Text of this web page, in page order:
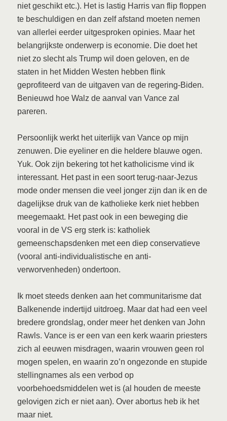
niet geschikt etc.). Het is lastig Harris van flip floppen
te beschuldigen en dan zelf afstand moeten nemen
van allerlei eerder uitgesproken opinies. Maar het
belangrijkste onderwerp is economie. Die doet het
niet zo slecht als Trump wil doen geloven, en de
staten in het Midden Westen hebben flink
geprofiteerd van de uitgaven van de regering-Biden.
Benieuwd hoe Walz de aanval van Vance zal
pareren.
Persoonlijk werkt het uiterlijk van Vance op mijn
zenuwen. Die eyeliner en die heldere blauwe ogen.
Yuk. Ook zijn bekering tot het katholicisme vind ik
interessant. Het past in een soort terug-naar-Jezus
mode onder mensen die veel jonger zijn dan ik en de
dagelijkse druk van de katholieke kerk niet hebben
meegemaakt. Het past ook in een beweging die
vooral in de VS erg sterk is: katholiek
gemeenschapsdenken met een diep conservatieve
(vooral anti-individualistische en anti-
verworvenheden) ondertoon.
Ik moet steeds denken aan het communitarisme dat
Balkenende indertijd uitdroeg. Maar dat had een veel
bredere grondslag, onder meer het denken van John
Rawls. Vance is er een van een kerk waarin priesters
zich al eeuwen misdragen, waarin vrouwen geen rol
mogen spelen, en waarin zo’n ongezonde en stupide
stellingnames als een verbod op
voorbehoedsmiddelen wet is (al houden de meeste
gelovigen zich er niet aan). Over abortus heb ik het
maar niet.